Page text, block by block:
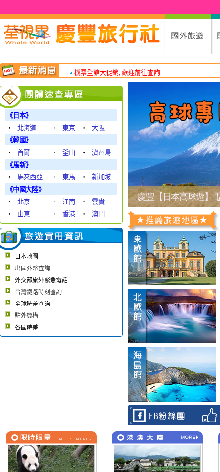
機票全館大促銷, 歡迎前往查詢
熱門團體行程促銷中~寒假行程已開放訂購, 歡迎點
《日本》
‧
北海道 ‧ 東京 ‧
大阪
《韓國》
‧
首爾 ‧ 釜山 ‧
濟州島
《馬新》
‧
馬來西亞 ‧ 東馬 ‧
新加坡
《中國大陸》
‧
北京 ‧ 江南 ‧
雲貴
‧
山東 ‧ 香港 ‧ 澳門
日本地圖
出國外幣查詢
外交部旅外緊急電話
台灣鐵路時刻查詢
全球時差查詢
駐外機構
各國時差